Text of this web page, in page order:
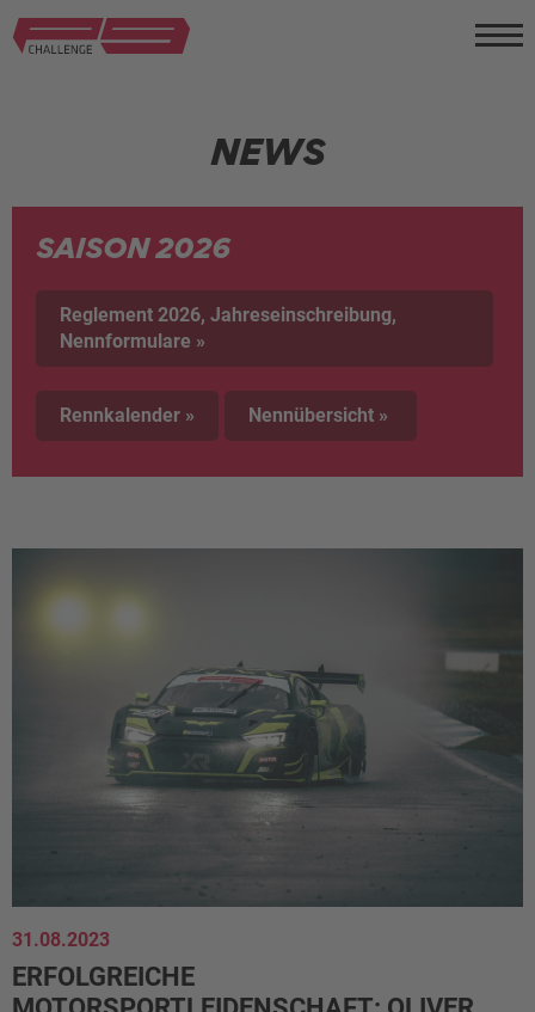
NEWS
SAISON 2026
Reglement 2026, Jahreseinschreibung,
Nennformulare »
Rennkalender » Nennübersicht »
31.08.2023
ERFOLGREICHE